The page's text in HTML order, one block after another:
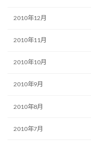
2010年12月
2010年11月
2010年10月
2010年9月
2010年8月
2010年7月